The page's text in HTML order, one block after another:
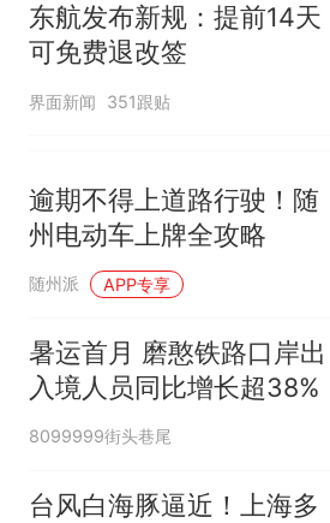
东航发布新规：提前14天
可免费退改签
界面新闻 351跟贴
逾期不得上道路行驶！随
州电动车上牌全攻略
随州派 APP专享
暑运首月 磨憨铁路口岸出
入境人员同比增长超38%
8099999街头巷尾
台风白海豚逼近！上海多